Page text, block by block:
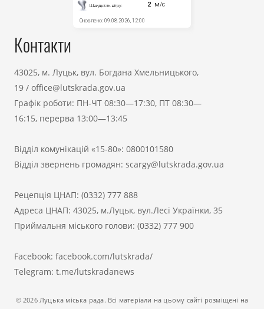
Контакти
43025, м. Луцьк, вул. Богдана Хмельницького,
19 / office@lutskrada.gov.ua
Графік роботи: ПН-ЧТ 08:30—17:30, ПТ 08:30—
16:15, перерва 13:00—13:45
Відділ комунікацій «15-80»: 0800101580
Відділ звернень громадян: scargy@lutskrada.gov.ua
Рецепція ЦНАП: (0332) 777 888
Адреса ЦНАП: 43025, м.Луцьк, вул.Лесі Українки, 35
Приймальня міського голови: (0332) 777 900
Facebook: facebook.com/lutskrada/
Telegram: t.me/lutskradanews
© 2026 Луцька міська рада. Всі матеріали на цьому сайті розміщені на